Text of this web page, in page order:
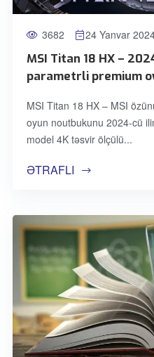
3682 24 Yanvar
MSI Titan 18 HX –
parametrli premium
MSI Titan 18 HX – MSI
oyun noutbukunu 2024-cü
model 4K təsvir ölçülü
ƏTRAFLI